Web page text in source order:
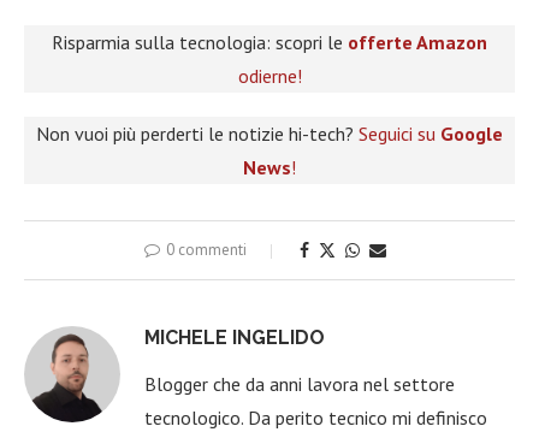
Risparmia sulla tecnologia: scopri le offerte Amazon
odierne!
Non vuoi più perderti le notizie hi-tech? Seguici su Google
News!
0 commenti
MICHELE INGELIDO
Blogger che da anni lavora nel settore
tecnologico. Da perito tecnico mi definisco